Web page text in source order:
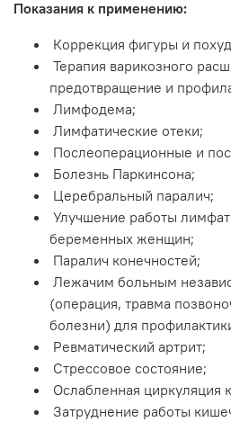
Показания к применению:
Коррекция фигуры и
Терапия варикозного
предотвращение и
Лимфодема;
Лимфатические отеки;
Послеоперационные и
Болезнь Паркинсона;
Церебральный паралич;
Улучшение работы
беременных женщин;
Паралич конечностей;
Лежачим больным
(операция, травма
болезни) для
Ревматический артрит;
Стрессовое состояние;
Ослабленная циркуляция
Затруднение работы